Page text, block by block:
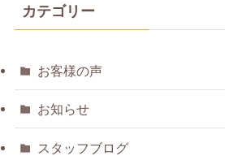
カテゴリー
お客様の声
お知らせ
スタッフブログ